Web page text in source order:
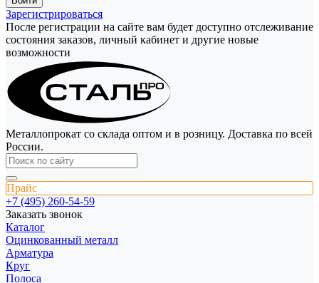
Зарегистрироваться
После регистрации на сайте вам будет доступно отслеживание
состояния заказов, личный кабинет и другие новые
возможности
Металлопрокат со склада оптом и в розницу. Доставка по всей
России.
Прайс
+7 (495) 260-54-59
Заказать звонок
Каталог
Оцинкованный металл
Арматура
Круг
Полоса